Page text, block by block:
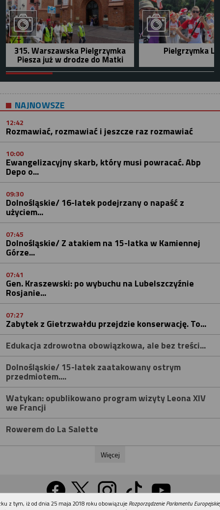
315. Warszawska Pielgrzymka
Piesza już w drodze do Matki
Pielgrzymka
NAJNOWSZE
12:42
Rozmawiać, rozmawiać i jeszcze raz rozmawiać
10:00
Ewangelizacyjny skarb, który musi powracać. Abp
Depo o...
09:30
Dolnośląskie/ 16-latek podejrzany o napaść z
użyciem...
07:45
Dolnośląskie/ Z atakiem na 15-latka w Kamiennej
Górze...
07:41
Gen. Kraszewski: po wybuchu na Lubelszczyźnie
Rosjanie...
07:27
Zabytek z Gietrzwałdu przejdzie konserwację. To...
Edukacja zdrowotna obowiązkowa, ale bez treści...
Dolnośląskie/ 15-latek zaatakowany ostrym
przedmiotem....
Watykan: opublikowano program wizyty Leona XIV
we Francji
Rowerem do La Salette
Więcej
REKLAMA
z tym, iż od dnia 25 maja 2018 roku obowiązuje Rozporządzenie Parlamentu